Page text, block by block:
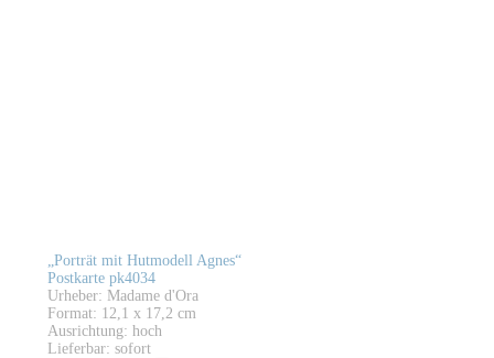
„Porträt mit Hutmodell Agnes“
Postkarte pk4034
Urheber: Madame d'Ora
Format: 12,1 x 17,2 cm
Ausrichtung: hoch
Lieferbar: sofort